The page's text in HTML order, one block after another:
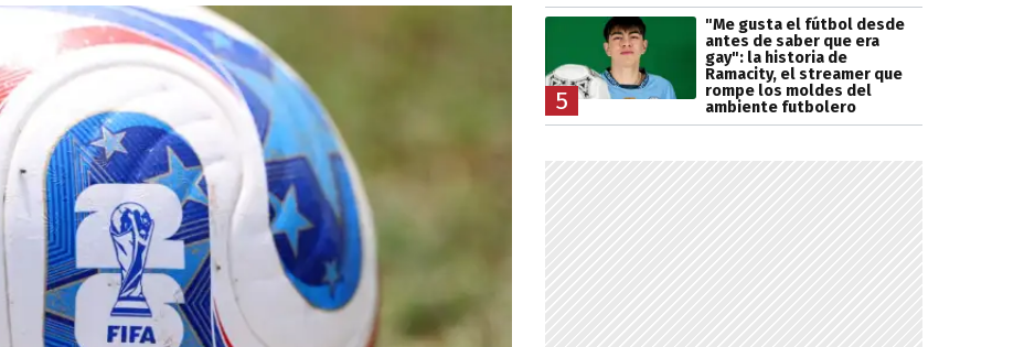
5
"Me gusta el fútbol desde
antes de saber que era
gay": la historia de
Ramacity, el streamer que
rompe los moldes del
ambiente futbolero